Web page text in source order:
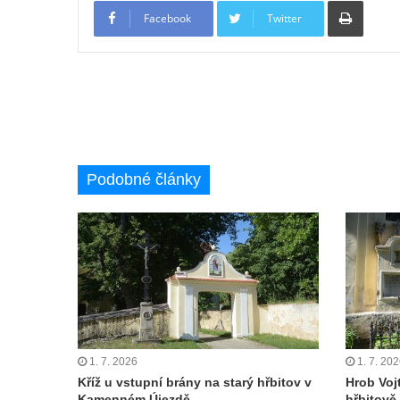
Hrob Aloise Podrábského na hřbitově v
Račicích
Pomník obětem válek v ulici 1. máje v Lužci
nad Vltavou
Hrob Vladislava Neumana v Hostíně u
Vojkovic
Pomník obětem válek před hřbitovem v
Hostíně u Vojkovic
Kenotaf Václava Floriána na hřbitově v
Lužci nad Vltavou
nad Vltavou
Facebook Twitter
Podobné články
1. 7. 2026
Kříž u vstupní brány na starý hřbitov v
1. 7.
Hrob